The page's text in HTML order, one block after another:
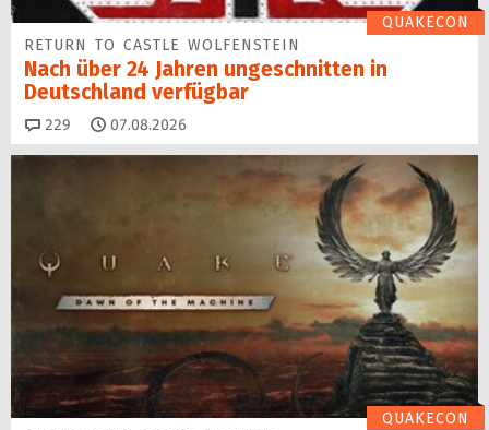
QUAKECON
RETURN TO CASTLE WOLFENSTEIN
Nach über 24 Jahren ungeschnitten in
Deutschland verfügbar
229 Kommentare
07.08.2026
QUAKECON